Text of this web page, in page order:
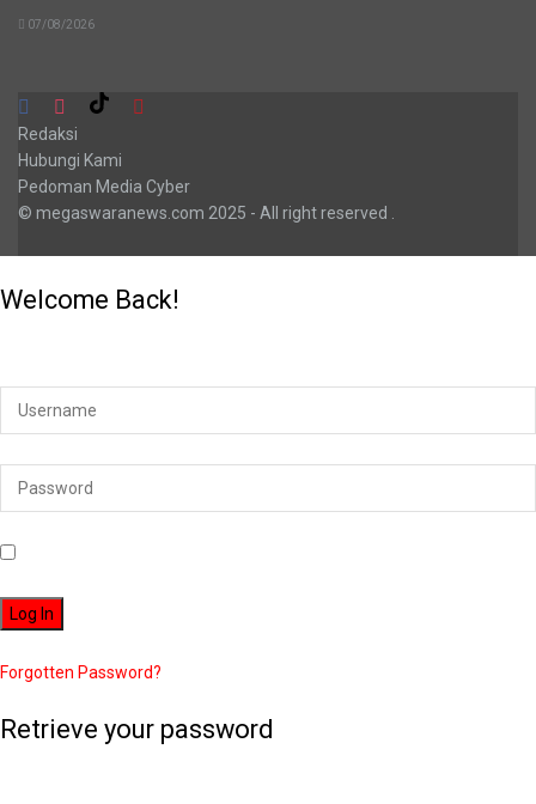
07/08/2026
Redaksi
Hubungi Kami
Pedoman Media Cyber
© megaswaranews.com 2025 - All right reserved .
Welcome Back!
Forgotten Password?
Retrieve your password